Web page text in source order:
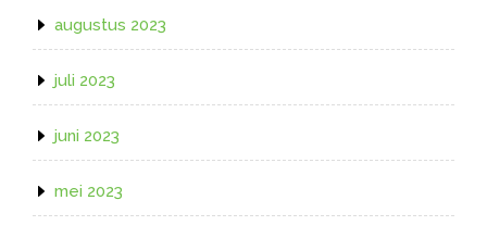
augustus 2023
juli 2023
juni 2023
mei 2023